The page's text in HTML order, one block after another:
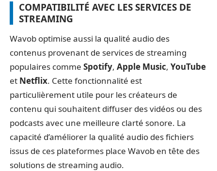
COMPATIBILITÉ AVEC LES SERVICES DE
STREAMING
Wavob optimise aussi la qualité audio des
contenus provenant de services de streaming
populaires comme Spotify, Apple Music, YouTube
et Netflix. Cette fonctionnalité est
particulièrement utile pour les créateurs de
contenu qui souhaitent diffuser des vidéos ou des
podcasts avec une meilleure clarté sonore. La
capacité d’améliorer la qualité audio des fichiers
issus de ces plateformes place Wavob en tête des
solutions de streaming audio.